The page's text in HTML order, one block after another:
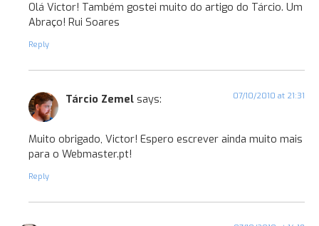
Olá Victor! Também gostei muito do artigo do Tárcio. Um
Abraço! Rui Soares
Reply
Tárcio Zemel says: 07/10/2010 at 21:31
Muito obrigado, Victor! Espero escrever ainda muito mais
para o Webmaster.pt!
Reply